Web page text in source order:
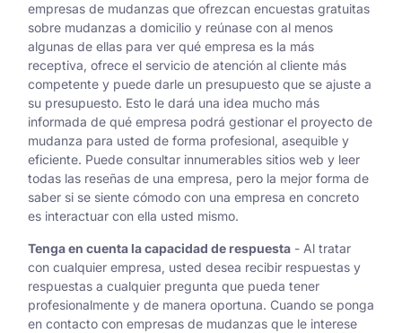
empresas de mudanzas que ofrezcan encuestas gratuitas
sobre mudanzas a domicilio y reúnase con al menos
algunas de ellas para ver qué empresa es la más
receptiva, ofrece el servicio de atención al cliente más
competente y puede darle un presupuesto que se ajuste a
su presupuesto. Esto le dará una idea mucho más
informada de qué empresa podrá gestionar el proyecto de
mudanza para usted de forma profesional, asequible y
eficiente. Puede consultar innumerables sitios web y leer
todas las reseñas de una empresa, pero la mejor forma de
saber si se siente cómodo con una empresa en concreto
es interactuar con ella usted mismo.
Tenga en cuenta la capacidad de respuesta - Al tratar
con cualquier empresa, usted desea recibir respuestas y
respuestas a cualquier pregunta que pueda tener
profesionalmente y de manera oportuna. Cuando se ponga
en contacto con empresas de mudanzas que le interese